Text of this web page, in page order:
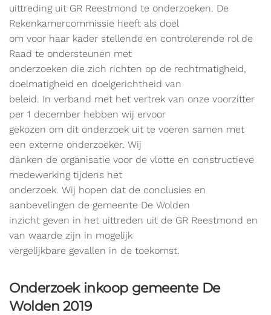
uittreding uit GR Reestmond te onderzoeken. De
Rekenkamercommissie heeft als doel
om voor haar kader stellende en controlerende rol de
Raad te ondersteunen met
onderzoeken die zich richten op de rechtmatigheid,
doelmatigheid en doelgerichtheid van
beleid. In verband met het vertrek van onze voorzitter
per 1 december hebben wij ervoor
gekozen om dit onderzoek uit te voeren samen met
een externe onderzoeker. Wij
danken de organisatie voor de vlotte en constructieve
medewerking tijdens het
onderzoek. Wij hopen dat de conclusies en
aanbevelingen de gemeente De Wolden
inzicht geven in het uittreden uit de GR Reestmond en
van waarde zijn in mogelijk
vergelijkbare gevallen in de toekomst.
Onderzoek inkoop gemeente De
Wolden 2019